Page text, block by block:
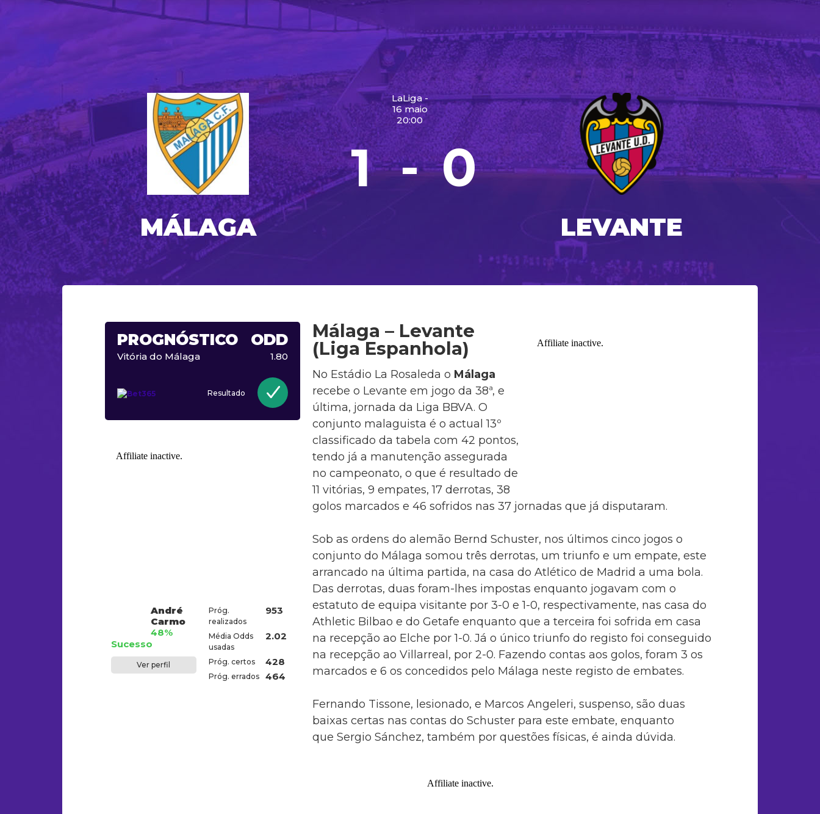
MÁLAGA
LaLiga -
16 maio
20:00
1 - 0
LEVANTE
PROGNÓSTICO ODD
Vitória do Málaga 1.80
Resultado
André
Carmo
48%
Sucesso
Ver perfil
Próg.
realizados
953
Média Odds
usadas
2.02
Próg. certos 428
Próg. errados 464
Málaga – Levante
(Liga Espanhola)
No Estádio La Rosaleda o Málaga
recebe o Levante em jogo da 38ª, e
última, jornada da Liga BBVA. O
conjunto malaguista é o actual 13º
classificado da tabela com 42 pontos,
tendo já a manutenção assegurada
no campeonato, o que é resultado de
11 vitórias, 9 empates, 17 derrotas, 38
golos marcados e 46 sofridos nas 37 jornadas que já disputaram.
Sob as ordens do alemão Bernd Schuster, nos últimos cinco jogos o
conjunto do Málaga somou três derrotas, um triunfo e um empate, este
arrancado na última partida, na casa do Atlético de Madrid a uma bola.
Das derrotas, duas foram-lhes impostas enquanto jogavam com o
estatuto de equipa visitante por 3-0 e 1-0, respectivamente, nas casa do
Athletic Bilbao e do Getafe enquanto que a terceira foi sofrida em casa
na recepção ao Elche por 1-0. Já o único triunfo do registo foi conseguido
na recepção ao Villarreal, por 2-0. Fazendo contas aos golos, foram 3 os
marcados e 6 os concedidos pelo Málaga neste registo de embates.
Fernando Tissone, lesionado, e Marcos Angeleri, suspenso, são duas
baixas certas nas contas do Schuster para este embate, enquanto
que Sergio Sánchez, também por questões físicas, é ainda dúvida.